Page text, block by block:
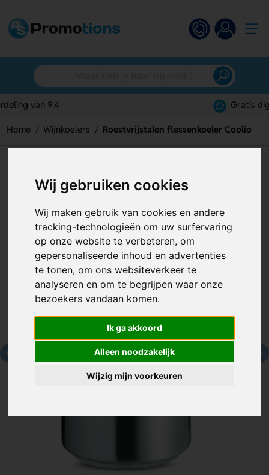
Wij gebruiken cookies
Wij maken gebruik van cookies en andere
tracking-technologieën om uw surfervaring
op onze website te verbeteren, om
gepersonaliseerde inhoud en advertenties
te tonen, om ons websiteverkeer te
analyseren en om te begrijpen waar onze
bezoekers vandaan komen.
Ik ga akkoord
Alleen noodzakelijk
Wijzig mijn voorkeuren
Home Wijnkoelers Roestvrijstalen flessenkoeler Coolio
Coolio
Artikelnummer: 129073